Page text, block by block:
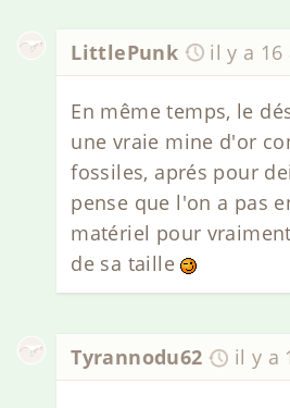
LittlePunk il y a 16
En même temps, le
une vraie mine d'or
fossiles, aprés pour
pense que l'on a pas
matériel pour
de sa taille
Tyrannodu62 il y a